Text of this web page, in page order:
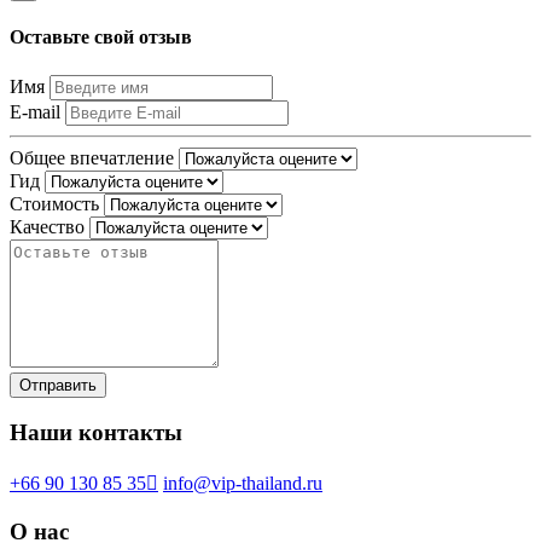
Оставьте свой отзыв
Имя
E-mail
Общее впечатление
Гид
Стоимость
Качество
Наши контакты
+66 90 130 85 35 info@vip-thailand.ru
О нас